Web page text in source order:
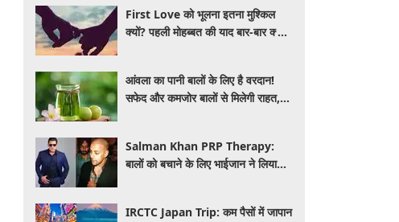
First Love को भूलना इतना मुश्किल
क्यों? पहली मोहब्बत की याद बार-बार क्यों
आंवला का पानी बालों के लिए है वरदान!
सफेद और कमजोर बालों से मिलेगी राहत,
Salman Khan PRP Therapy:
बालों को बचाने के लिए भाईजान ने लिया
IRCTC Japan Trip: कम पैसों में जापान